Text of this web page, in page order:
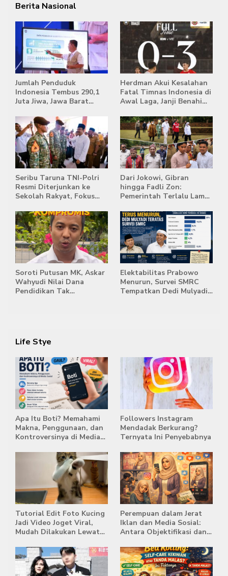
Berita Nasional
Jumlah Penduduk
Indonesia Tembus 290,1
Juta Jiwa, Jawa Barat
Terpadat
Herdman Akui Kesalahan
Fatal Timnas Indonesia di
Awal Laga, Janji Benahi
Singapura
Seribu Taruna TNI-Polri
Resmi Diterjunkan ke
Sekolah Rakyat, Fokus
Kemandirian Siswa
Dari Jokowi, Gibran
hingga Fadli Zon:
Pemerintah Terlalu Lama
Stockpile Batu Bara Masih
Mengepung Candi Muaro
Jambi
Soroti Putusan MK, Askar
Wahyudi Nilai Dana
Pendidikan Tak
Elektabilitas Prabowo
Menurun, Survei SMRC
Tempatkan Dedi Mulyadi
Life Stye
Apa Itu Boti? Memahami
Makna, Penggunaan, dan
Kontroversinya di Media
Followers Instagram
Mendadak Berkurang?
Ternyata Ini Penyebabnya
Tutorial Edit Foto Kucing
Jadi Video Joget Viral,
Mudah Dilakukan Lewat
Perempuan dalam Jerat
Iklan dan Media Sosial:
Antara Objektifikasi dan